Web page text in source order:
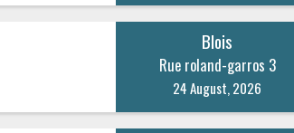
Blois
Rue roland-garros 3
24 August, 2026